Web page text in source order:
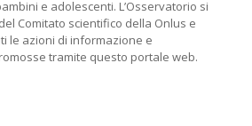
e adolescenti. L’Osservatorio si
Comitato scientifico della Onlus e
le azioni di informazione e
tramite questo portale web.